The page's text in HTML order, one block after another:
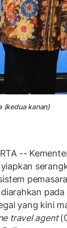
(kedua kanan)
--
yang kini
travel agent